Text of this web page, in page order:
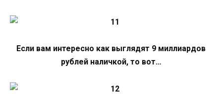
Если вам интересно как выглядят 9 миллиардов
рублей наличкой, то вот…